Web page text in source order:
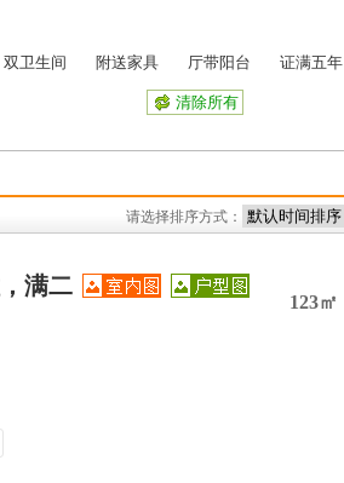
双卫生间 附送家具 厅带阳台 证满五年
清除所有
请选择排序方式：
满二
123㎡